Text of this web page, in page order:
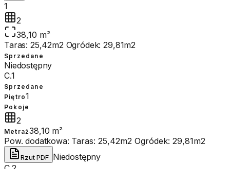
1
2
38,10 m²
Taras: 25,42m2 Ogródek: 29,81m2
Sprzedane
Niedostępny
C.1
Sprzedane
Piętro1
Pokoje
2
Metraż38,10 m²
Pow. dodatkowa: Taras: 25,42m2 Ogródek: 29,81m2
Rzut PDF Niedostępny